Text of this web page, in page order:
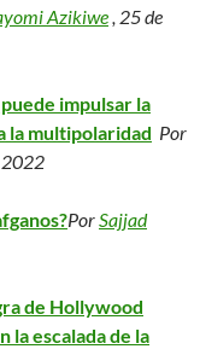
Azikiwe, 25 de
impulsar la
la multipolaridad Por
2022
PorSajjad
de Hollywood
la escalada de la